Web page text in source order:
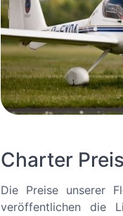
Charter
Die Preise unserer
veröffentlichen die